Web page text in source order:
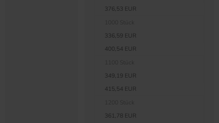
376,53 EUR
336,59 EUR
400,54 EUR
349,19 EUR
415,54 EUR
361,78 EUR